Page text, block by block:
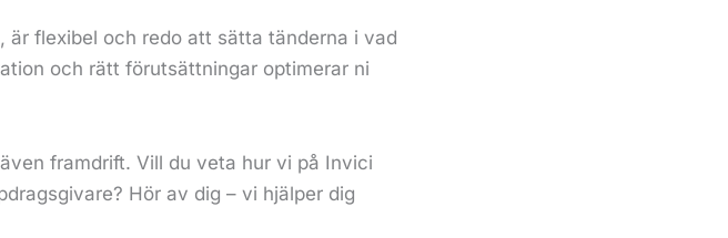
är flexibel och redo att sätta tänderna i vad
och rätt förutsättningar optimerar ni
framdrift. Vill du veta hur vi på Invici
Hör av dig – vi hjälper dig